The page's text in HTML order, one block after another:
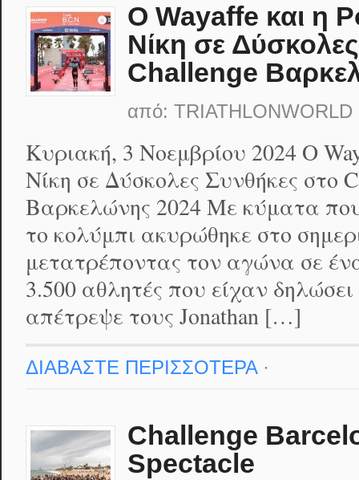
Ο Wayaffe και η
Νίκη σε
Challenge
από: TRIATHLONWORLD
Κυριακή, 3 Νοεμβρίου 2024 Ο
Νίκη σε Δύσκολες Συνθήκες στο
Βαρκελώνης 2024 Με κύματα
το κολύμπι ακυρώθηκε στο
μετατρέποντας τον αγώνα σε
3.500 αθλητές που είχαν
απέτρεψε τους Jonathan […]
ΔΙΑΒΑΣΤΕ ΠΕΡΙΣΣΟΤΕΡΑ·
Challenge
Spectacle